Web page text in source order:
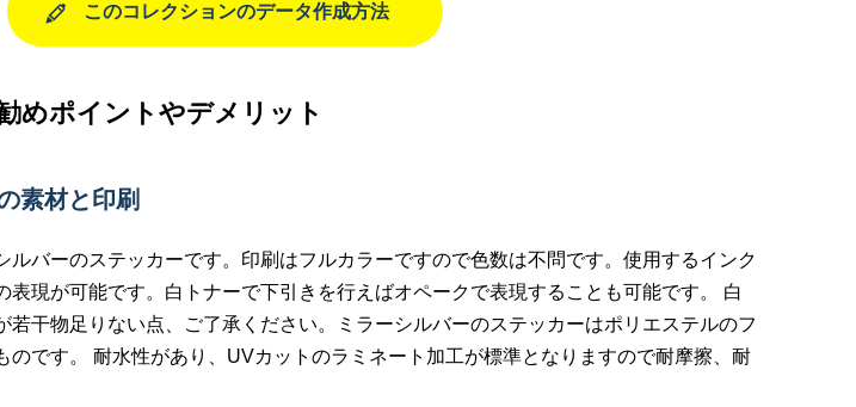
このコレクションのデータ作成方法
めポイントやデメリット
素材と印刷
ルバーのステッカーです。印刷はフルカラーですので色数は不問です。使用するインク
表現が可能です。白トナーで下引きを行えばオペークで表現することも可能です。 白
若干物足りない点、ご了承ください。ミラーシルバーのステッカーはポリエステルのフ
のです。 耐水性があり、UVカットのラミネート加工が標準となりますので耐摩擦、耐